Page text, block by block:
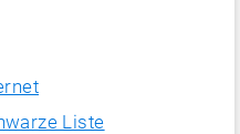
Liste